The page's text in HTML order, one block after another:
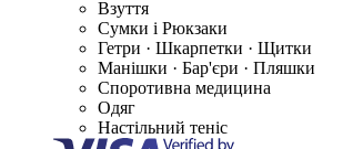
Взуття
Сумки і Рюкзаки
Гетри · Шкарпетки · Щитки
Манішки · Бар'єри · Пляшки
Споротивна медицина
Одяг
Настільний теніс